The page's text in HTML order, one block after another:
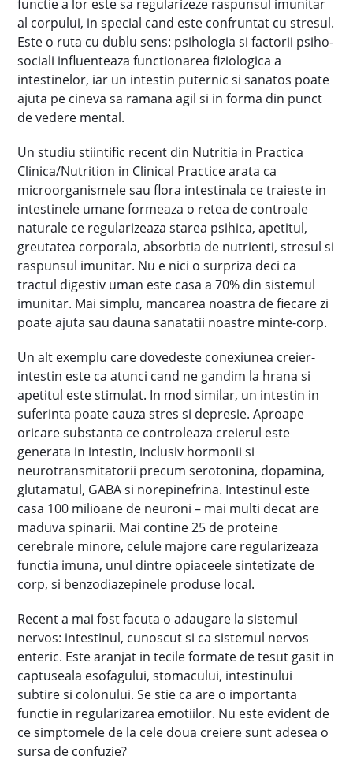
functie a lor este sa regularizeze raspunsul imunitar
al corpului, in special cand este confruntat cu stresul.
Este o ruta cu dublu sens: psihologia si factorii psiho-
sociali influenteaza functionarea fiziologica a
intestinelor, iar un intestin puternic si sanatos poate
ajuta pe cineva sa ramana agil si in forma din punct
de vedere mental.
Un studiu stiintific recent din Nutritia in Practica
Clinica/Nutrition in Clinical Practice arata ca
microorganismele sau flora intestinala ce traieste in
intestinele umane formeaza o retea de controale
naturale ce regularizeaza starea psihica, apetitul,
greutatea corporala, absorbtia de nutrienti, stresul si
raspunsul imunitar. Nu e nici o surpriza deci ca
tractul digestiv uman este casa a 70% din sistemul
imunitar. Mai simplu, mancarea noastra de fiecare zi
poate ajuta sau dauna sanatatii noastre minte-corp.
Un alt exemplu care dovedeste conexiunea creier-
intestin este ca atunci cand ne gandim la hrana si
apetitul este stimulat. In mod similar, un intestin in
suferinta poate cauza stres si depresie. Aproape
oricare substanta ce controleaza creierul este
generata in intestin, inclusiv hormonii si
neurotransmitatorii precum serotonina, dopamina,
glutamatul, GABA si norepinefrina. Intestinul este
casa 100 milioane de neuroni – mai multi decat are
maduva spinarii. Mai contine 25 de proteine
cerebrale minore, celule majore care regularizeaza
functia imuna, unul dintre opiaceele sintetizate de
corp, si benzodiazepinele produse local.
Recent a mai fost facuta o adaugare la sistemul
nervos: intestinul, cunoscut si ca sistemul nervos
enteric. Este aranjat in tecile formate de tesut gasit in
captuseala esofagului, stomacului, intestinului
subtire si colonului. Se stie ca are o importanta
functie in regularizarea emotiilor. Nu este evident de
ce simptomele de la cele doua creiere sunt adesea o
sursa de confuzie?